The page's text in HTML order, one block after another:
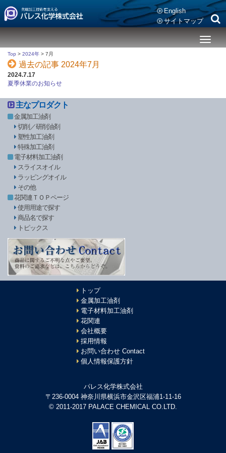
English
サイトマップ
メ
ニ
Top > 2024年 > 7月
過去の記事 2024年7月
2024.7.17
夏季休業のお知らせ
主なプロダクト
金属加工油剤
切削／研削油剤
塑性加工油剤
特殊加工油剤
電子材料加工油剤
スライスオイル
ラッピングオイル
その他
花関連ＴＯＰページ
使用用途で探す
商品名で探す
トピックス
トップ
金属加工油剤
電子材料加工油剤
花関連
会社概要
採用情報
お問い合わせ Contact
個人情報保護方針
パレス化学株式会社
〒236-0004 神奈川県横浜市金沢区福浦1-11-16
© 2011-2017 PALACE CHEMICAL CO.LTD.